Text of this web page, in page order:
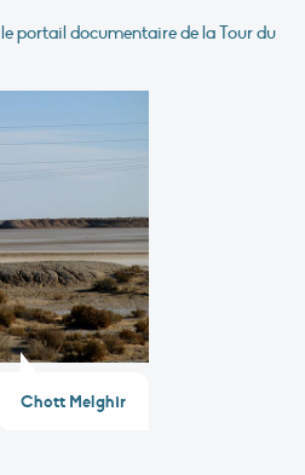
le portail documentaire de la Tour du
Chott Melghir